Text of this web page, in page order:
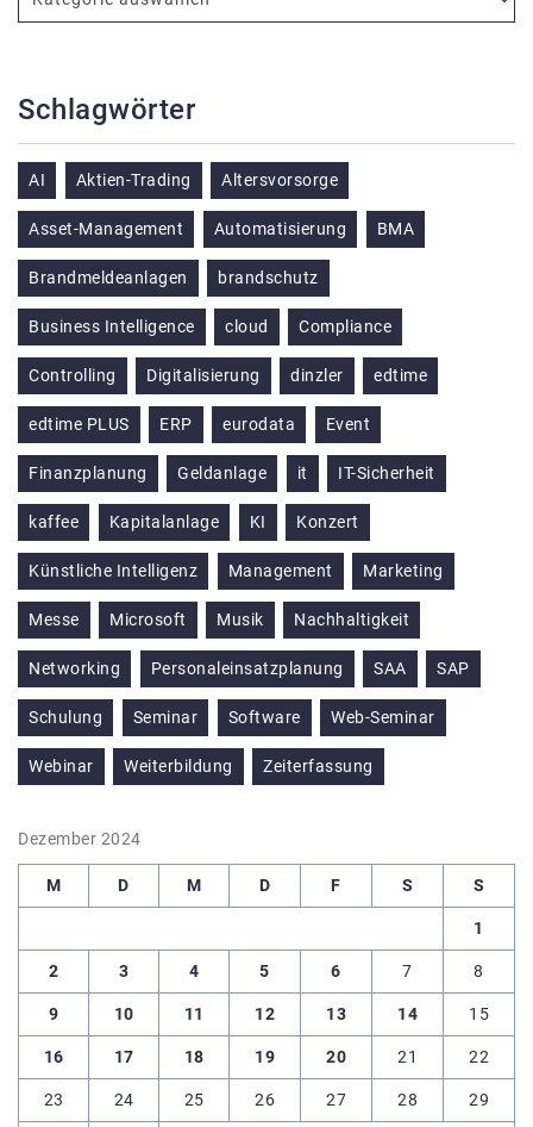
Schlagwörter
AI Aktien-Trading Altersvorsorge
Asset-Management Automatisierung BMA
Brandmeldeanlagen brandschutz
Business Intelligence cloud Compliance
Controlling Digitalisierung dinzler edtime
edtime PLUS ERP eurodata Event
Finanzplanung Geldanlage it IT-Sicherheit
kaffee Kapitalanlage KI Konzert
Künstliche Intelligenz Management Marketing
Messe Microsoft Musik Nachhaltigkeit
Networking Personaleinsatzplanung SAA SAP
Schulung Seminar Software Web-Seminar
Webinar Weiterbildung Zeiterfassung
Dezember 2024
M D M D F S S
1
2 3 4 5 6 7 8
9 10 11 12 13 14 15
16 17 18 19 20 21 22
23 24 25 26 27 28 29